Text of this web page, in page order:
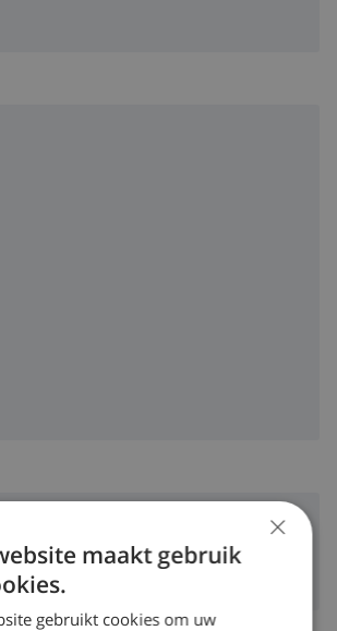
×
maakt gebruik
gebruikt cookies om uw